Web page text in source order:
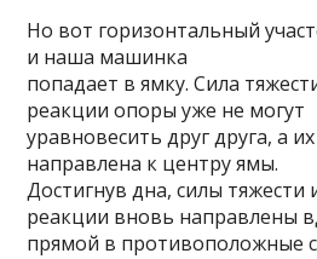
Но вот горизонтальный
и наша машинка
попадает в ямку. Сила
реакции опоры уже не могут
уравновесить друг друга, а
направлена к центру ямы.
Достигнув дна, силы
реакции вновь направлены
прямой в противоположные